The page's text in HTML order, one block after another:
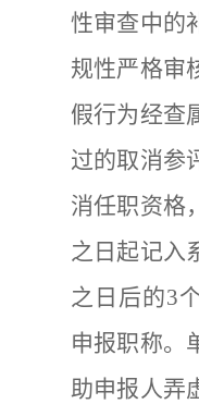
性审查中的
规性严格审
假行为经查
过的取消参
消任职资格
之日起记入
之日后的3
申报职称。
助申报人弄